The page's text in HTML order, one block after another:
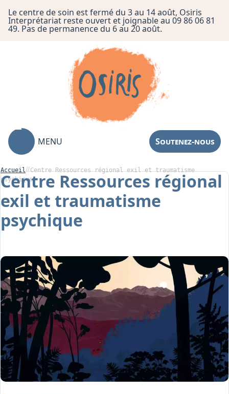
Le centre de soin est fermé du 3 au 14 août, Osiris
Interprétariat reste ouvert et joignable au 09 86 06 81
49. Pas de permanence du 6 au 20 août.
MENU Soutenez-nous
Association
Centre de Soin
Centre
Ressources
Présentation
Activités
Formation
Permanence
téléphonique
Lettre régionale
d’Osiris
Médiathèque
Accueil
Centre Ressources régional exil et traumatisme
psychique
Centre Ressources régional
exil et traumatisme
psychique